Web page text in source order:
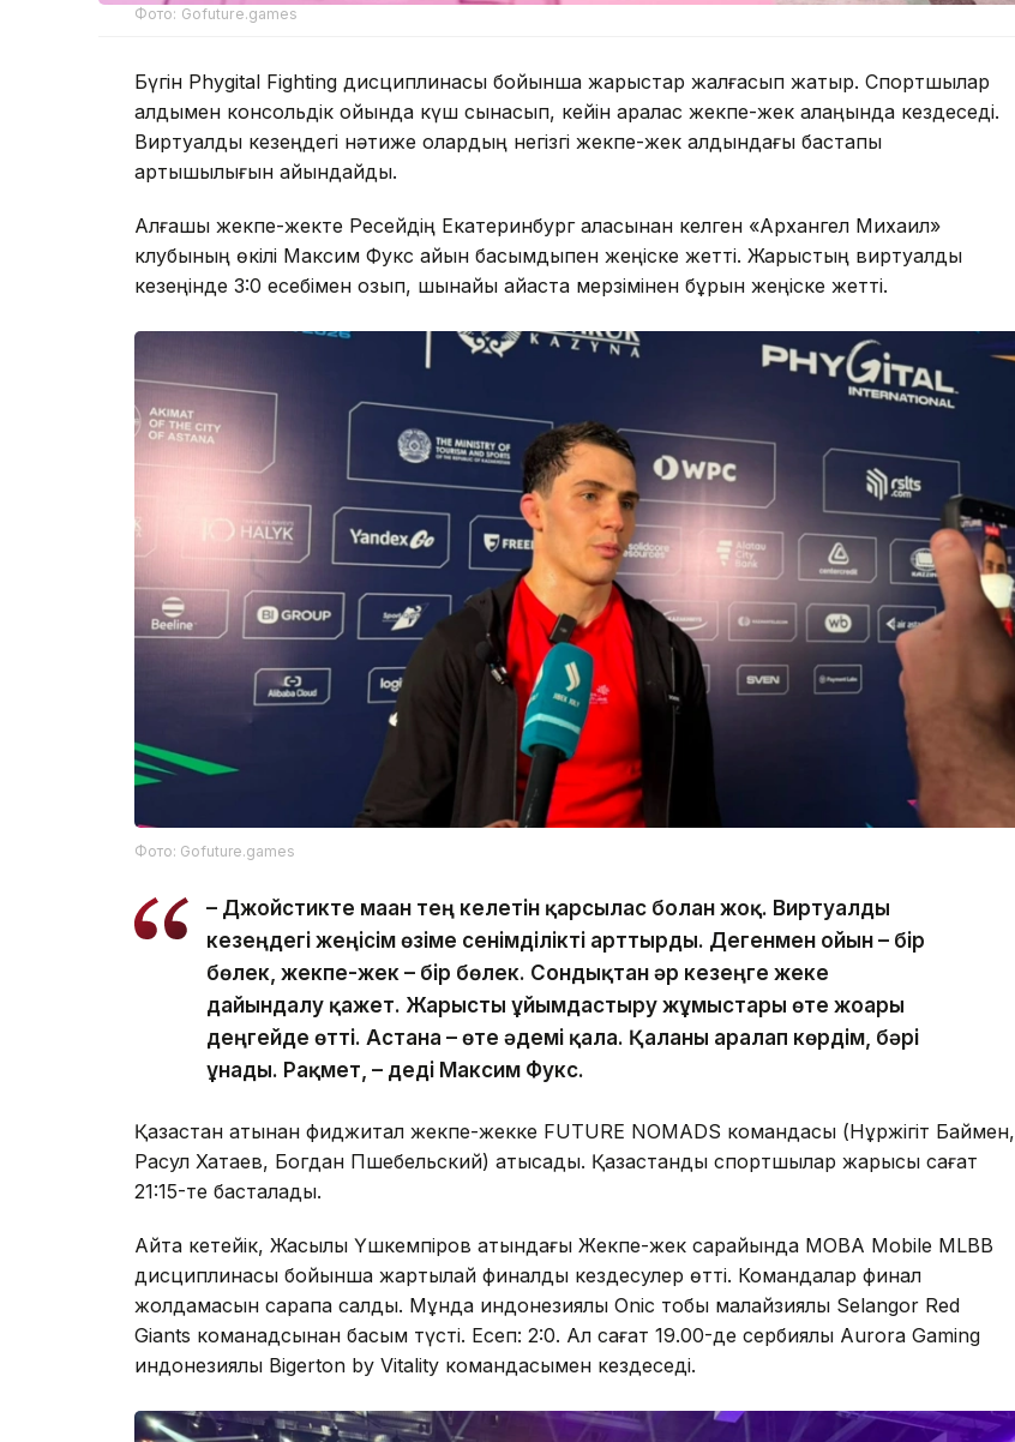
Фото: Gofuture.games
Бүгін Phygital Fighting дисциплинасы бойынша жарыстар жалғасып жатыр. Спортшылар
алдымен консольдік ойында күш сынасып, кейін аралас жекпе-жек алаңында кездеседі.
Виртуалды кезеңдегі нәтиже олардың негізгі жекпе-жек алдындағы бастапқы
артықшылығын айқындайды.
Алғашқы жекпе-жекте Ресейдің Екатеринбург қаласынан келген «Архангел Михаил»
клубының өкілі Максим Фукс айқын басымдықпен жеңіске жетті. Жарыстың виртуалды
кезеңінде 3:0 есебімен озып, шынайы айқаста мерзімінен бұрын жеңіске жетті.
Фото: Gofuture.games
– Джойстикте маған тең келетін қарсылас болған жоқ. Виртуалды
кезеңдегі жеңісім өзіме сенімділікті арттырды. Дегенмен ойын – бір
бөлек, жекпе-жек – бір бөлек. Сондықтан әр кезеңге жеке
дайындалу қажет. Жарысты ұйымдастыру жұмыстары өте жоғары
деңгейде өтті. Астана – өте әдемі қала. Қаланы аралап көрдім, бәрі
ұнады. Рақмет, – деді Максим Фукс.
Қазақстан атынан фиджитал жекпе-жекке FUTURE NOMADS командасы (Нұржігіт Баймен,
Расул Хатаев, Богдан Пшебельский) қатысады. Қазақстандық спортшылар жарысы сағат
21:15-те басталады.
Айта кетейік, Жақсылық Үшкемпіров атындағы Жекпе-жек сарайында MOBA Mobile MLBB
дисциплинасы бойынша жартылай финалдық кездесулер өтті. Командалар финал
жолдамасын сарапқа салды. Мұнда индонезиялық Onic тобы малайзиялық Selangor Red
Giants команадсынан басым түсті. Есеп: 2:0. Ал сағат 19.00-де сербиялық Aurora Gaming
индонезиялық Bigerton by Vitality командасымен кездеседі.